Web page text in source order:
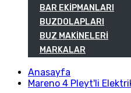
BAR EKIPMANLARI
BUZDOLAPLARI
BUZ MAKINELERI
MARKALAR
Anasayfa
Mareno 4 Pleyt'li